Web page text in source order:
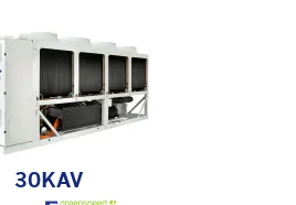
30KAV